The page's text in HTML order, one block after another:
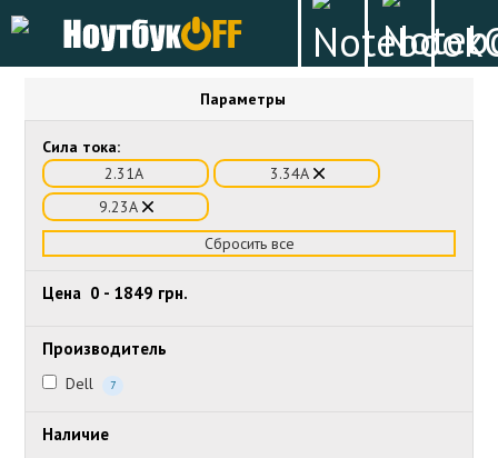
Параметры
Сила тока:
2.31А
3.34А
9.23А
Сбросить все
Цена 0 - 1849 грн.
Производитель
Dell 7
Наличие